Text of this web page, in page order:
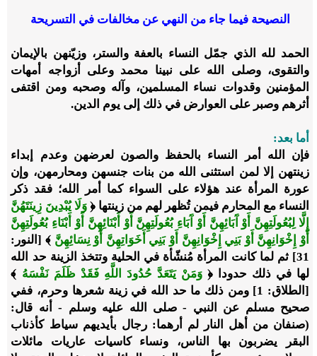
النصيحة فيما جاء من النهي عن مخالفات في التسريحة
الحمد لله الذي جمّل النساء بالعفة والستر، وزيّنهن بالإيمان
والتقوى، وصلى الله على نبينا محمد وعلى أزواجه أمهات
المؤمنين وقدوات نساء المسلمين، وآله وصحبه ومن اقتفى
أثرهم وصبر على العوارض في ذلك إلى يوم الدين.
أما بعد:
فإن الله أمر النساء بالحفظ والصون لعرضهن وعدم إبداء
زينتهن إلا لمن استثنى الله من بنات جنسهن ومحارمهن، وإن
عورة المرأة عند هؤلاء على السواء كما أمر الله؛ فقد ذكر
النساء مع المحارم فيمن تُظهر لهم من زينتها ﴿وَلَا يُبْدِينَ زِينَتَهُنَّ
إِلَّا لِبُعُولَتِهِنَّ أَوْ آَبَائِهِنَّ أَوْ آَبَاءِ بُعُولَتِهِنَّ أَوْ أَبْنَائِهِنَّ أَوْ أَبْنَاءِ بُعُولَتِهِنَّ
أَوْ إِخْوَانِهِنَّ أَوْ بَنِي إِخْوَانِهِنَّ أَوْ بَنِي أَخَوَاتِهِنَّ أَوْ نِسَائِهِنَّ ﴾ [النور:
31] ثم لما كانت المرأة مُنشّأة في الحلية وتتخذ الزينة حد الله
لها في ذلك حدودا ﴿وَمَنْ يَتَعَدَّ حُدُودَ اللَّهِ فَقَدْ ظَلَمَ نَفْسَهُ ﴾
[الطلاق: 1] ومن ذلك ما حد الله في زينة شعرها وحرم، ففي
صحيح مسلم عن النبي - صلى الله عليه وسلم - أنه قال:
(صنفان من أهل النار لم أرهما: رجال بأيديهم سياط كأذناب
البقر يضربون بها الناس، ونساء كاسيات عاريات مائلات